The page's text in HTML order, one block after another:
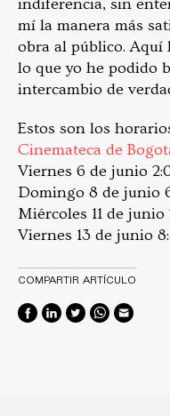
indiferencia, sin
mí la manera más
obra al público. Aquí
lo que yo he podido
intercambio de
Estos son los
Cinemateca de
Viernes 6 de junio
Domingo 8 de junio
Miércoles 11 de junio
Viernes 13 de junio
COMPARTIR ARTÍCULO